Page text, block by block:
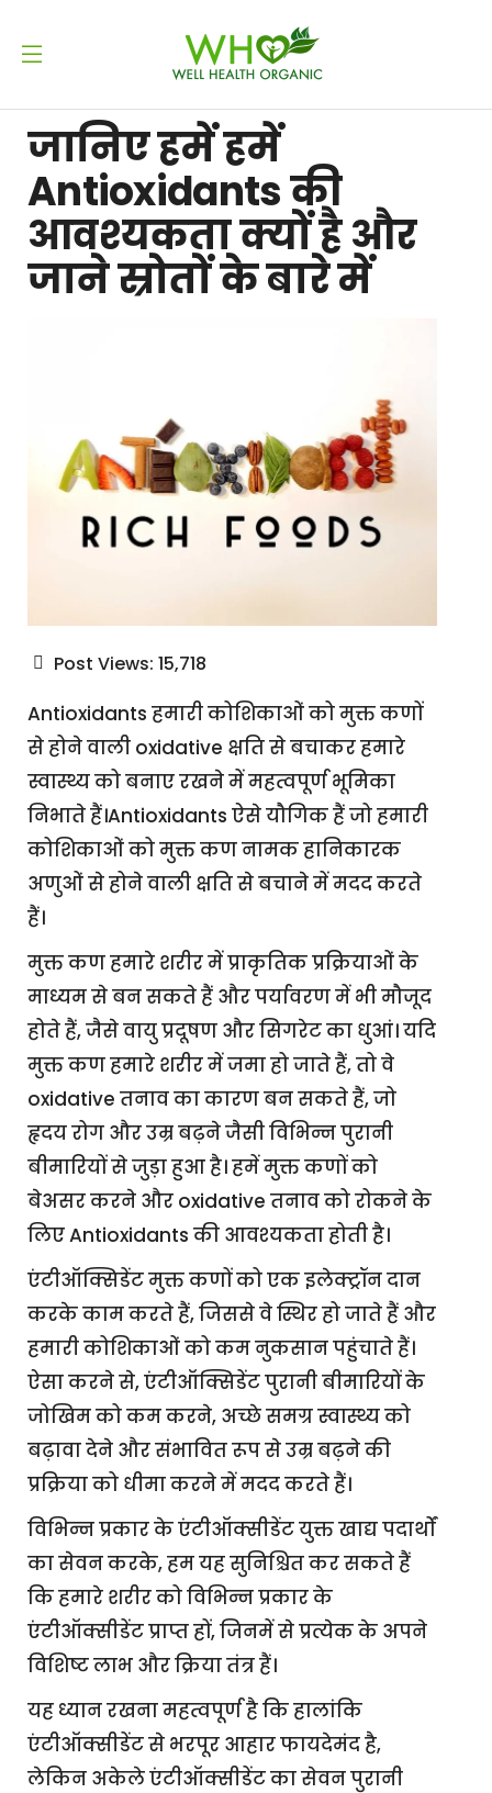
जानिए हमें हमें
Antioxidants की
आवश्यकता क्यों है और
जाने स्रोतों के बारे में
Post Views: 15,718
Antioxidants हमारी कोशिकाओं को मुक्त कणों
से होने वाली oxidative क्षति से बचाकर हमारे
स्वास्थ्य को बनाए रखने में महत्वपूर्ण भूमिका
निभाते हैं।Antioxidants ऐसे यौगिक हैं जो हमारी
कोशिकाओं को मुक्त कण नामक हानिकारक
अणुओं से होने वाली क्षति से बचाने में मदद करते
हैं।
मुक्त कण हमारे शरीर में प्राकृतिक प्रक्रियाओं के
माध्यम से बन सकते हैं और पर्यावरण में भी मौजूद
होते हैं, जैसे वायु प्रदूषण और सिगरेट का धुआं। यदि
मुक्त कण हमारे शरीर में जमा हो जाते हैं, तो वे
oxidative तनाव का कारण बन सकते हैं, जो
हृदय रोग और उम्र बढ़ने जैसी विभिन्न पुरानी
बीमारियों से जुड़ा हुआ है। हमें मुक्त कणों को
बेअसर करने और oxidative तनाव को रोकने के
लिए Antioxidants की आवश्यकता होती है।
एंटीऑक्सिडेंट मुक्त कणों को एक इलेक्ट्रॉन दान
करके काम करते हैं, जिससे वे स्थिर हो जाते हैं और
हमारी कोशिकाओं को कम नुकसान पहुंचाते हैं।
ऐसा करने से, एंटीऑक्सिडेंट पुरानी बीमारियों के
जोखिम को कम करने, अच्छे समग्र स्वास्थ्य को
बढ़ावा देने और संभावित रूप से उम्र बढ़ने की
प्रक्रिया को धीमा करने में मदद करते हैं।
विभिन्न प्रकार के एंटीऑक्सीडेंट युक्त खाद्य पदार्थों
का सेवन करके, हम यह सुनिश्चित कर सकते हैं
कि हमारे शरीर को विभिन्न प्रकार के
एंटीऑक्सीडेंट प्राप्त हों, जिनमें से प्रत्येक के अपने
विशिष्ट लाभ और क्रिया तंत्र हैं।
यह ध्यान रखना महत्वपूर्ण है कि हालांकि
एंटीऑक्सीडेंट से भरपूर आहार फायदेमंद है,
लेकिन अकेले एंटीऑक्सीडेंट का सेवन पुरानी